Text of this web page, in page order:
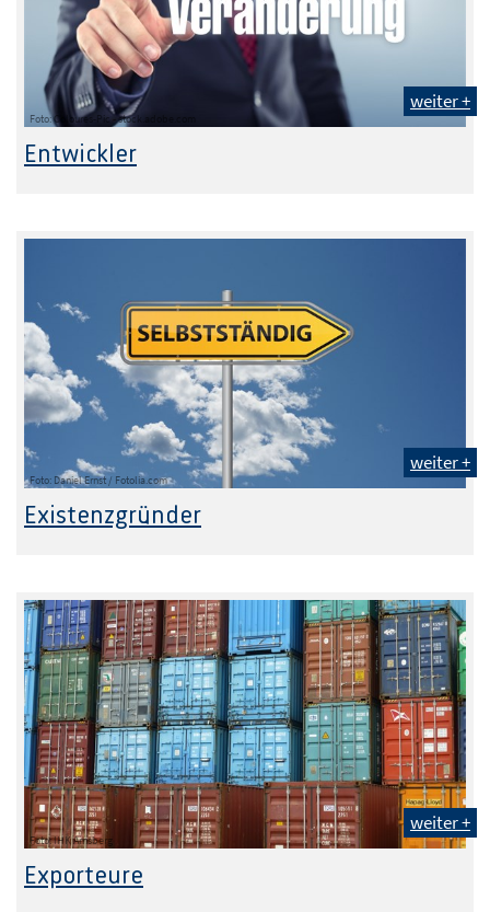
Foto: Coloures-Pic - stock.adobe.com
weiter +
Entwickler
Foto: Daniel Ernst / Fotolia.com
weiter +
Existenzgründer
Foto: IHK Arnsberg
weiter +
Exporteure